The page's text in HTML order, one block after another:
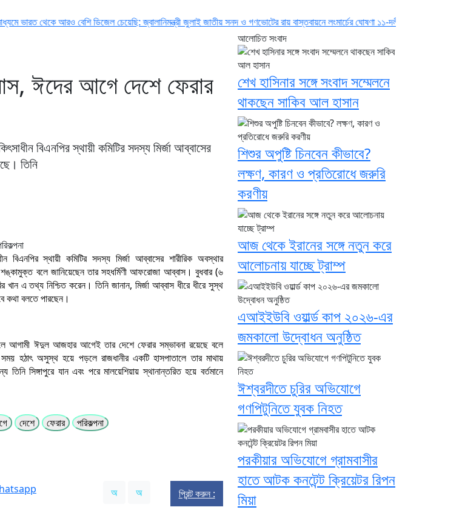
আরও বেশি ডিজেল চেয়েছি: জ্বালানিমন্ত্রীজুলাই জাতীয় সনদ ও গণভোটের রায় বাস্তবায়নে লংমার্চের ঘোষণা ১১-দলীয় ঐক্যেরবিএনপির সভায় আওয়ামী
ঈদের আগে দেশে ফেরার
বিএনপির স্থায়ী কমিটির সদস্য মির্জা আব্বাসের
তিনি
বিএনপির স্থায়ী কমিটির সদস্য মির্জা আব্বাসের শারীরিক অবস্থার
বলে জানিয়েছেন তার সহধর্মিণী আফরোজা আব্বাস। বুধবার (৬
খান এ তথ্য নিশ্চিত করেন। তিনি জানান, মির্জা আব্বাস ধীরে ধীরে সুস্থ
কথা বলতে পারছেন।
আগামী ঈদুল আজহার আগেই তার দেশে ফেরার সম্ভাবনা রয়েছে বলে
হঠাৎ অসুস্থ হয়ে পড়লে রাজধানীর একটি হাসপাতালে তার মাথায়
সিঙ্গাপুরে যান এবং পরে মালয়েশিয়ায় স্থানান্তরিত হয়ে বর্তমানে
দেশে ফেরার পরিকল্পনা
অ অ প্রিন্ট করুন :
আলোচিত সংবাদ
শেখ হাসিনার সঙ্গে সংবাদ সম্মেলনে
থাকছেন সাকিব আল হাসান
শিশুর অপুষ্টি চিনবেন কীভাবে?
লক্ষণ, কারণ ও প্রতিরোধে জরুরি
করণীয়
আজ থেকে ইরানের সঙ্গে নতুন করে
আলোচনায় যাচ্ছে ট্রাম্প
এআইইউবি ওয়ার্ল্ড কাপ ২০২৬-এর
জমকালো উদ্বোধন অনুষ্ঠিত
ঈশ্বরদীতে চুরির অভিযোগে
গণপিটুনিতে যুবক নিহত
পরকীয়ার অভিযোগে গ্রামবাসীর
হাতে আটক কনটেন্ট ক্রিয়েটর রিপন
মিয়া